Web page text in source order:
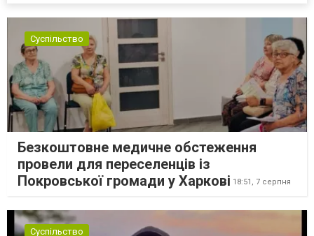
Суспільство
Безкоштовне медичне обстеження
провели для переселенців із
Покровської громади у Харкові 18:51, 7 серпня
Суспільство